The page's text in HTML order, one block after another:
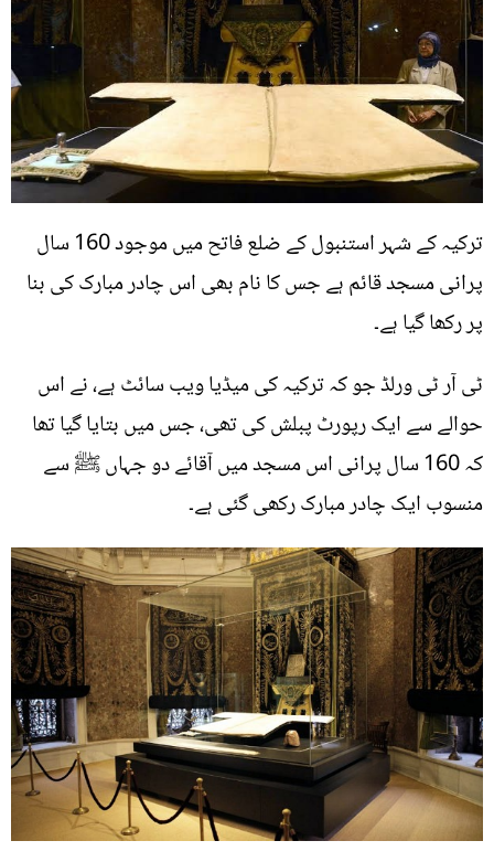
ترکیہ کے شہر استنبول کے ضلع فاتح میں موجود 160 سال
پرانی مسجد قائم ہے جس کا نام بھی اس چادر مبارک کی بنا
پر رکھا گیا ہے۔
ٹی آر ٹی ورلڈ جو کہ ترکیہ کی میڈیا ویب سائٹ ہے، نے اس
حوالے سے ایک رپورٹ پبلش کی تھی، جس میں بتایا گیا تھا
کہ 160 سال پرانی اس مسجد میں آقائے دو جہاں ﷺ سے
منسوب ایک چادر مبارک رکھی گئی ہے۔